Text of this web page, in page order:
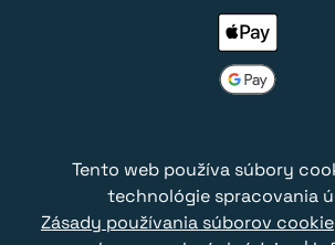
Tento web používa súbory
technológie spracovania
Zásady používania súborov cookie